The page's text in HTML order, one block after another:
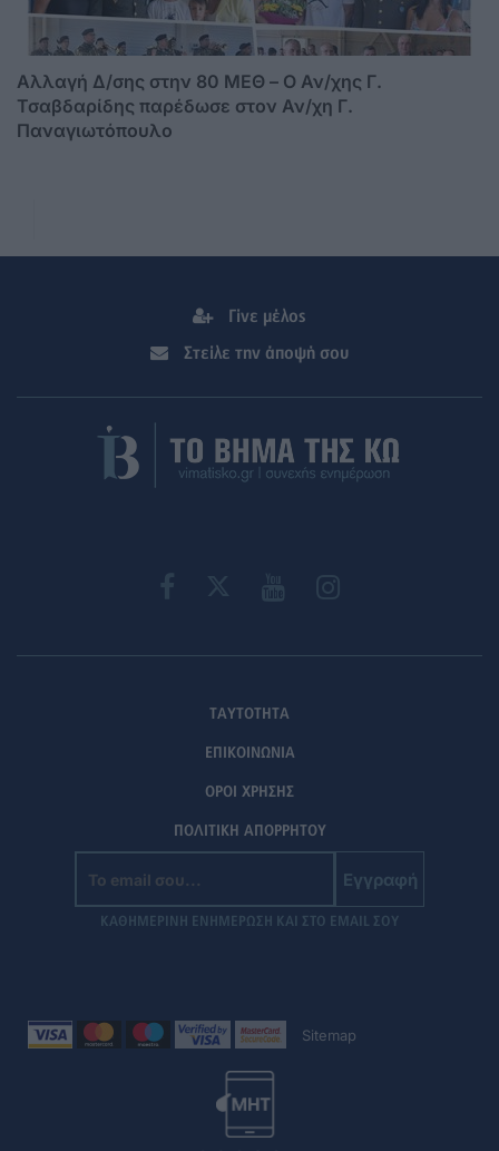
Αλλαγή Δ/σης στην 80 ΜΕΘ – Ο Αν/χης Γ.
Τσαβδαρίδης παρέδωσε στον Αν/χη Γ.
Παναγιωτόπουλο
Γίνε μέλος
Στείλε την άποψή σου
ΤΑΥΤΟΤΗΤΑ
ΕΠΙΚΟΙΝΩΝΙΑ
ΟΡΟΙ ΧΡΗΣΗΣ
ΠΟΛΙΤΙΚΗ ΑΠΟΡΡΗΤΟΥ
Εγγραφή
ΚΑΘΗΜΕΡΙΝΗ ΕΝΗΜΕΡΩΣΗ ΚΑΙ ΣΤΟ EMAIL ΣΟΥ
Sitemap